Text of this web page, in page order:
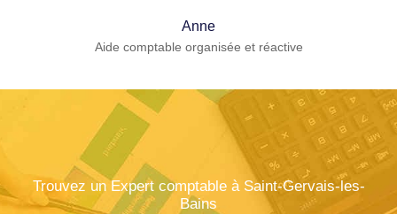
Anne
Aide comptable organisée et réactive
Trouvez un Expert comptable à Saint-Gervais-les-
Bains